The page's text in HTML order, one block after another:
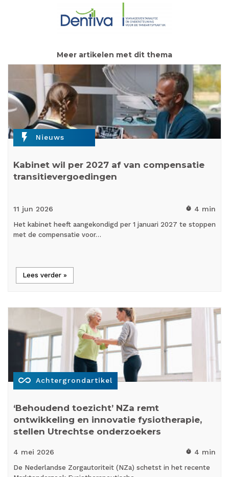
Meer artikelen met dit thema
flash_on Nieuws
Kabinet wil per 2027 af van compensatie
transitievergoedingen
11 jun 2026 timer 4 min
Het kabinet heeft aangekondigd per 1 januari 2027 te stoppen
met de compensatie voor…
Lees verder »
all_inclusive Achtergrondartikel
‘Behoudend toezicht’ NZa remt
ontwikkeling en innovatie fysiotherapie,
stellen Utrechtse onderzoekers
4 mei 2026 timer 4 min
De Nederlandse Zorgautoriteit (NZa) schetst in het recente